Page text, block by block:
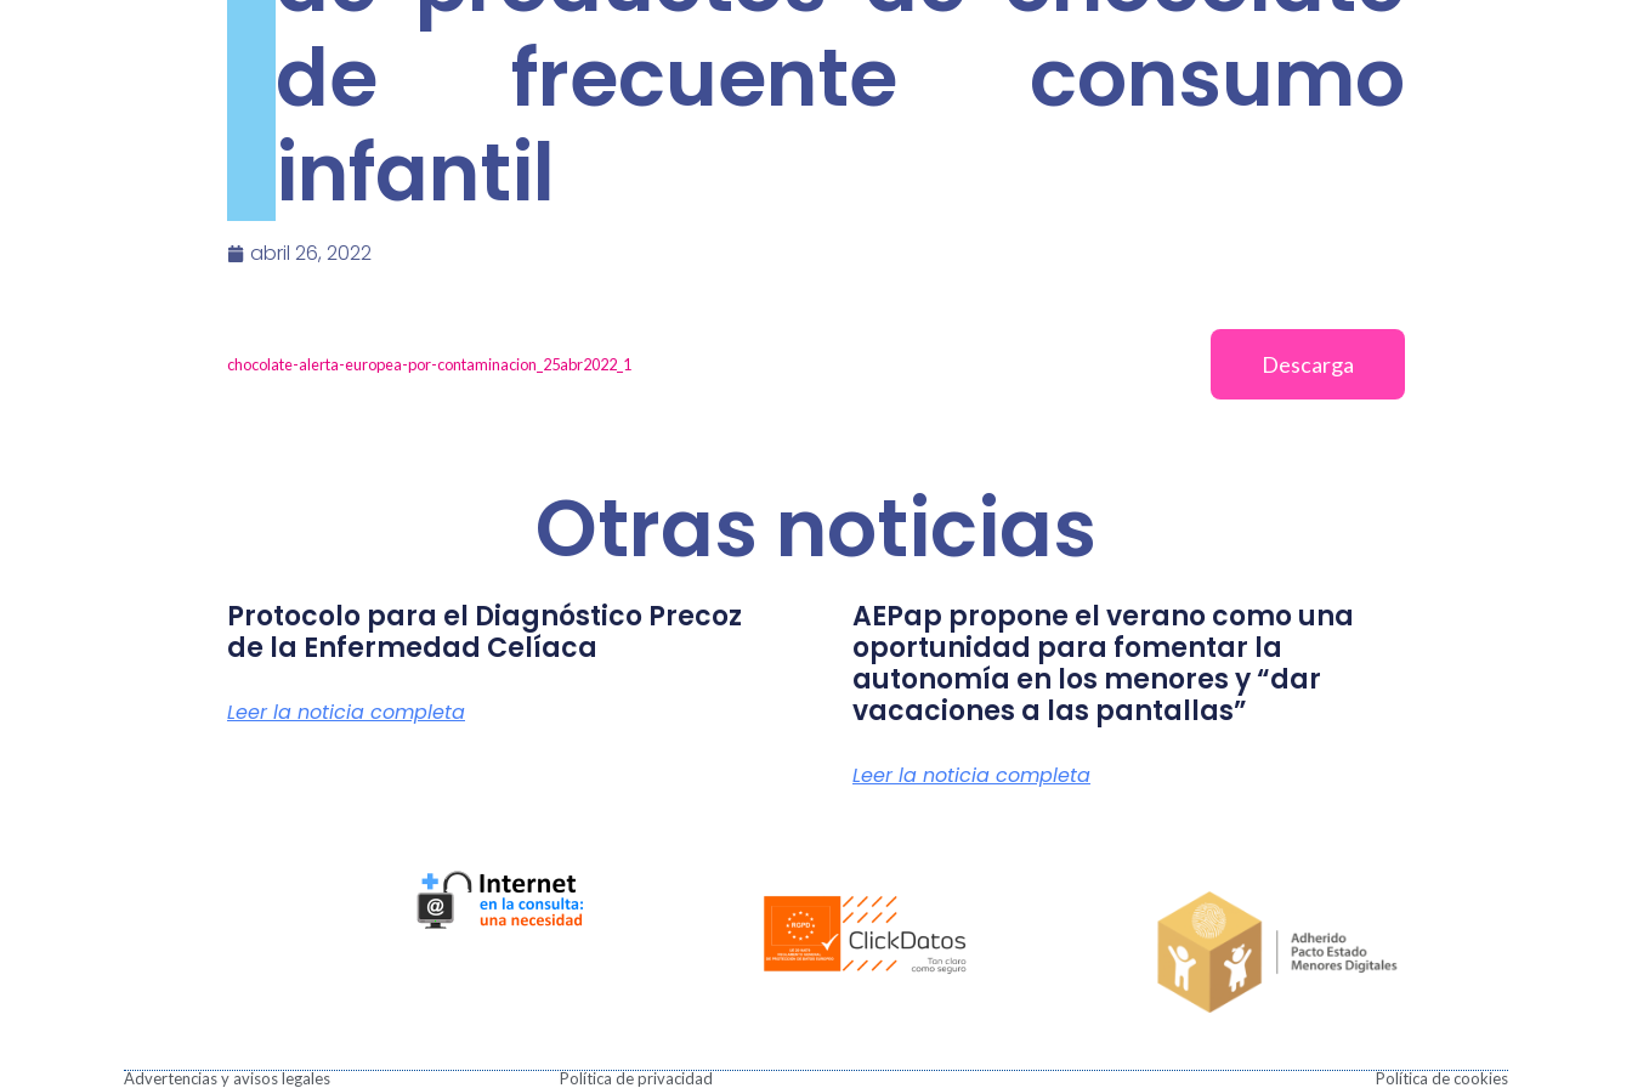
de frecuente consumo
infantil
abril 26, 2022
chocolate-alerta-europea-por-contaminacion_25abr2022_1 Descarga
Otras noticias
Protocolo para el Diagnóstico Precoz
de la Enfermedad Celíaca
Leer la noticia completa
AEPap propone el verano como una
oportunidad para fomentar la
autonomía en los menores y “dar
vacaciones a las pantallas”
Leer la noticia completa
Advertencias y avisos legales Política de privacidad
Política de cookies